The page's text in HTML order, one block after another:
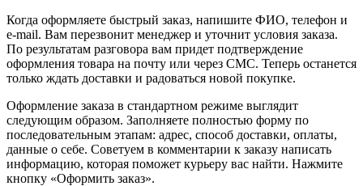
Когда оформляете быстрый заказ, напишите ФИО, телефон и
e-mail. Вам перезвонит менеджер и уточнит условия заказа.
По результатам разговора вам придет подтверждение
оформления товара на почту или через СМС. Теперь останется
только ждать доставки и радоваться новой покупке.
Оформление заказа в стандартном режиме выглядит
следующим образом. Заполняете полностью форму по
последовательным этапам: адрес, способ доставки, оплаты,
данные о себе. Советуем в комментарии к заказу написать
информацию, которая поможет курьеру вас найти. Нажмите
кнопку «Оформить заказ».